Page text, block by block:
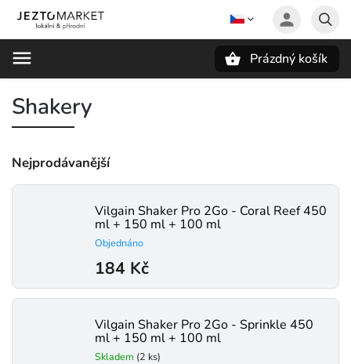
Prázdný košík
Shakery
Nejprodávanější
Vilgain Shaker Pro 2Go - Coral Reef 450
ml + 150 ml + 100 ml
Objednáno
184 Kč
Vilgain Shaker Pro 2Go - Sprinkle 450
ml + 150 ml + 100 ml
Skladem (2 ks)